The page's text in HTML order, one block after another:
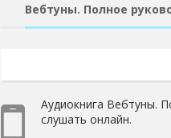
Вебтуны. Полное
Аудиокнига Вебтуны.
слушать онлайн.